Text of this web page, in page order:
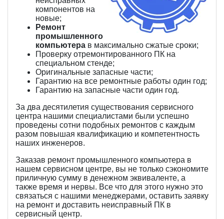
компонентов на
новые;
Ремонт
промышленного
компьютера в максимально сжатые сроки;
Проверку отремонтированного ПК на
специальном стенде;
Оригинальные запасные части;
Гарантию на все ремонтные работы один год;
Гарантию на запасные части один год.
За два десятилетия существования сервисного
центра нашими специалистами были успешно
проведены сотни подобных ремонтов с каждым
разом повышая квалификацию и компетентность
наших инженеров.
Заказав ремонт промышленного компьютера в
нашем сервисном центре, вы не только сэкономите
приличную сумму в денежном эквиваленте, а
также время и нервы. Все что для этого нужно это
связаться с нашими менеджерами, оставить заявку
на ремонт и доставить неисправный ПК в
сервисный центр.